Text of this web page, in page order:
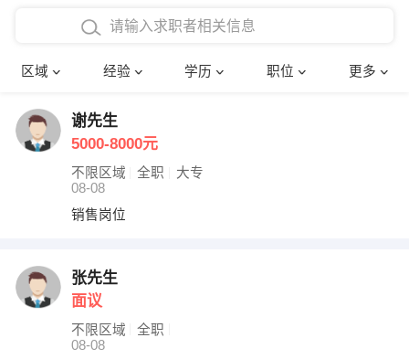
区域 经验 学历 职位 更多
在校学生工作经验
四年以上工作经验
五年以上工作经验
十年以上工作经验
博士
文员
财务会计
超市零售
快递员
确定
谢先生
5000-8000元
不限区域 全职
大专
08-08
销售岗位
张先生
面议
不限区域
全职
08-08